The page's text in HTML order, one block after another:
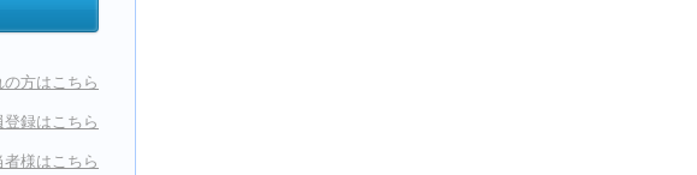
方はこちら
登録はこちら
様はこちら